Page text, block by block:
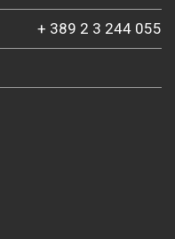
+ 389 2 3 244 055